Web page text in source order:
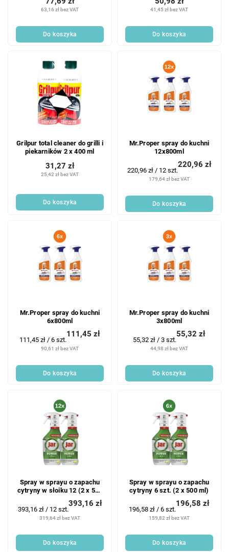
63,16 zł bez VAT
Do koszyka
41,45 zł bez VAT
Do koszyka
Grilpur total cleaner do grilli i
piekarników 2 x 400 ml
25,42 zł bez VAT
31,27 zł
Do koszyka
Mr.Proper spray do kuchni
12x800ml
179,64 zł bez VAT
220,96 zł
Cena
jednostkowa:
220,96 zł / 12 szt.
Do koszyka
Mr.Proper spray do kuchni
6x800ml
90,61 zł bez VAT
111,45 zł
Cena
jednostkowa:
111,45 zł / 6 szt.
Do koszyka
Mr.Proper spray do kuchni
3x800ml
44,98 zł bez VAT
55,32 zł
Cena
jednostkowa:
55,32 zł / 3 szt.
Do koszyka
Spray w sprayu o zapachu
cytryny w słoiku 12 (2 x 500
319,64 zł bez VAT
393,16 zł
Cena
jednostkowa:
393,16 zł / 12 szt.
Do koszyka
Spray w sprayu o zapachu
cytryny 6 szt. (2 x 500 ml)
159,82 zł bez VAT
196,58 zł
Cena
jednostkowa:
196,58 zł / 6 szt.
Do koszyka